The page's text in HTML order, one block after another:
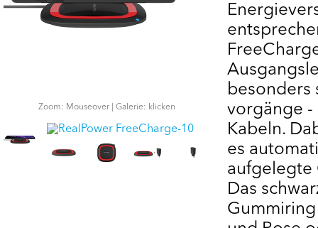
Zoom: Mouseover | Galerie: klicken
besonders
vorgänge -
Kabeln.
es
aufgelegte
Das
Gummiring